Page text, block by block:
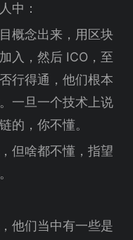
中：
概念出来，用区块
入，然后 ICO，至
行得通，他们根本
一旦一个技术上说
的，你不懂。
但啥都不懂，指望
他们当中有一些是